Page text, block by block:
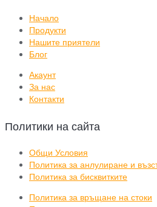
Начало
Продукти
Нашите приятели
Блог
Акаунт
За нас
Контакти
Политики на сайта
Общи Условия
Политика за анлулиране и
Политика за бисквитките
Политика за връщане на стоки